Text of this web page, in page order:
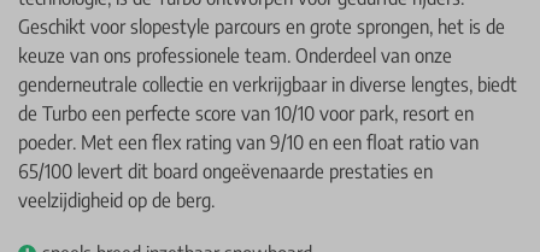
Geschikt voor slopestyle parcours en grote sprongen, het is de
keuze van ons professionele team. Onderdeel van onze
genderneutrale collectie en verkrijgbaar in diverse lengtes, biedt
de Turbo een perfecte score van 10/10 voor park, resort en
poeder. Met een flex rating van 9/10 en een float ratio van
65/100 levert dit board ongeëvenaarde prestaties en
veelzijdigheid op de berg.